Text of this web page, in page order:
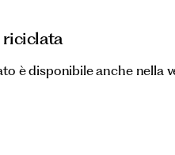
riciclata
è disponibile anche nella